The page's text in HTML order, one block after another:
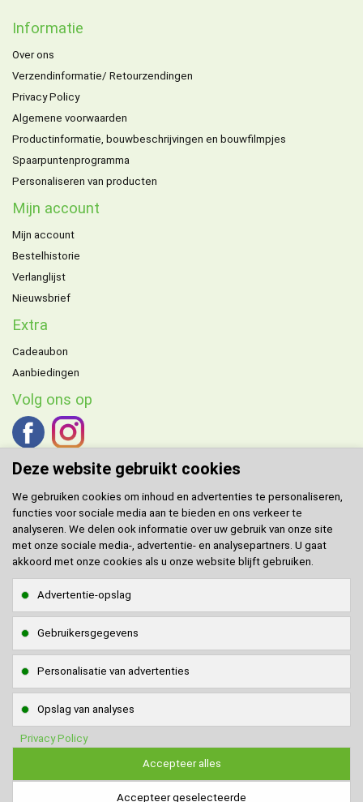
Informatie
Over ons
Verzendinformatie/ Retourzendingen
Privacy Policy
Algemene voorwaarden
Productinformatie, bouwbeschrijvingen en bouwfilmpjes
Spaarpuntenprogramma
Personaliseren van producten
Mijn account
Mijn account
Bestelhistorie
Verlanglijst
Nieuwsbrief
Extra
Cadeaubon
Aanbiedingen
Volg ons op
DOMENECHagent voor de Benelux.
Klantenservice
Sitemap
Klantenservice viaWhatsApp
WhatsApp naar0642908117
Veilig online betalen
Deze website gebruikt cookies
We gebruiken cookies om inhoud en advertenties te personaliseren,
functies voor sociale media aan te bieden en ons verkeer te
analyseren. We delen ook informatie over uw gebruik van onze site
met onze sociale media-, advertentie- en analysepartners. U gaat
akkoord met onze cookies als u onze website blijft gebruiken.
Advertentie-opslag
Gebruikersgegevens
Personalisatie van advertenties
Opslag van analyses
Privacy Policy
Accepteer alles
Accepteer geselecteerde